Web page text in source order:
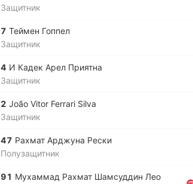
Защитник
7 Теймен Гоппел
Защитник
4 И Кадек Арел Прия­тна
Защитник
2 João Vitor Ferrari Silva
Защитник
47 Рахмат Арджу­на Рески
Полузащитник
91 Му­ха­ммад Рахмат Ша­мсу­ддин Лео